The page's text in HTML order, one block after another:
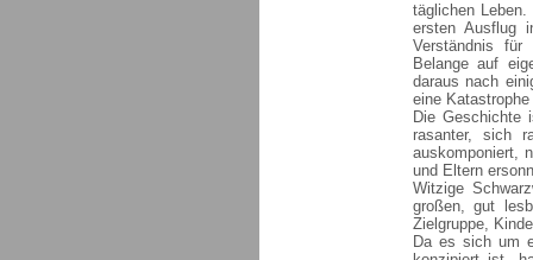
täglichen
ersten Ausflug
Verständnis
Belange auf
daraus nach
eine
Die Geschichte
rasanter, sich
auskomponiert,
und Eltern
Witzige
großen, gut
Zielgruppe,
Da es sich um